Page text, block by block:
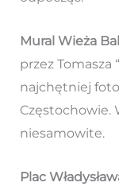
Mural Wieża
przez Tomasza
najchętniej
Częstochowie.
niesamowite.
Plac